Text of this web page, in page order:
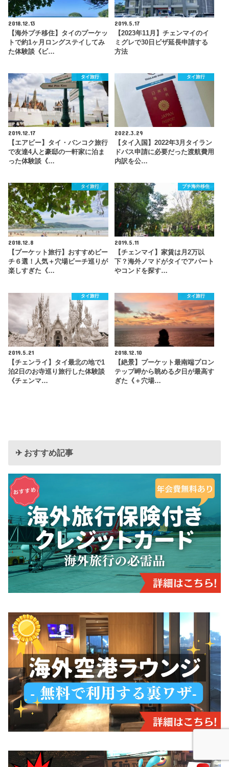
2018.12.13
【海外プチ移住】タイのプーケッ
トで約1ヶ月ロングステイしてみ
た体験談《ビ…
2019.5.17
【2023年11月】チェンマイのイ
ミグレで30日ビザ延長申請する
方法
タイ旅行
2019.12.17
【エアビー】タイ・バンコク旅行
で友達4人と豪邸の一軒家に泊ま
った体験談《…
タイ旅行
2022.3.29
【タイ入国】2022年3月タイラン
ドパス申請に必要だった渡航費用
内訳を公…
タイ旅行
2018.12.8
【プーケット旅行】おすすめビー
チ６選！人気＋穴場ビーチ巡りが
楽しすぎた《…
プチ海外移住
2019.5.11
【チェンマイ】家賃は月2万以
下？海外ノマドがタイでアパート
やコンドを探す…
タイ旅行
2019.5.21
【チェンライ】タイ最北の地で1
泊2日のお寺巡り旅行した体験談
《チェンマ…
タイ旅行
2018.12.10
【絶景】プーケット最南端プロン
テップ岬から眺める夕日が最高す
ぎた《＋穴場…
✈︎ おすすめ記事